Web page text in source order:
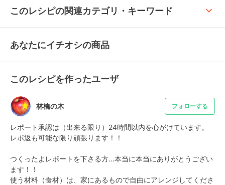
このレシピの関連カテゴリ・キーワード keyboard_arrow_up
あなたにイチオシの商品
このレシピを作ったユーザ
林檎の木 フォローする
レポート承認は（出来る限り）24時間以内を心がけています。
レポ返も可能な限り頑張ります！！
つくったよレポートを下さる方…本当に本当にありがとうござい
ます！！
使う材料（食材）は、家にあるもので自由にアレンジしてくださ